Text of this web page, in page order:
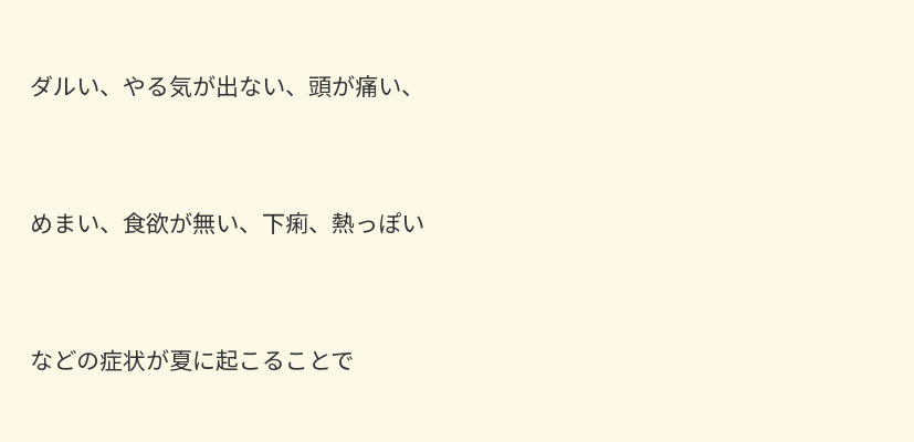
ダルい、やる気が出ない、頭が痛い、
めまい、食欲が無い、下痢、熱っぽい
などの症状が夏に起こることで